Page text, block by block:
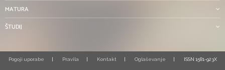
MATURA
ŠTUDIJ
Pogoji uporabe Pravila Kontakt Oglaševanje ISSN 1581-923X